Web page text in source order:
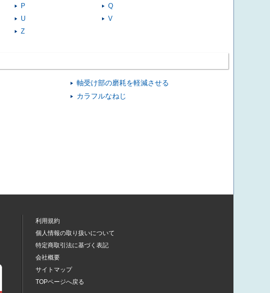
P
Q
U
V
Z
軸受け部の磨耗を軽減させる
カラフルなねじ
利用規約
個人情報の取り扱いについて
特定商取引法に基づく表記
会社概要
サイトマップ
TOPページへ戻る